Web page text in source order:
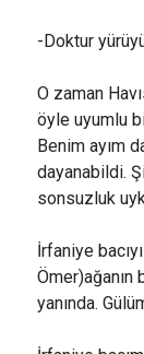
-Doktur
O zaman
öyle uyumlu
Benim ayım
dayanabildi.
sonsuzluk
İrfaniye
Ömer)ağanın
yanında.